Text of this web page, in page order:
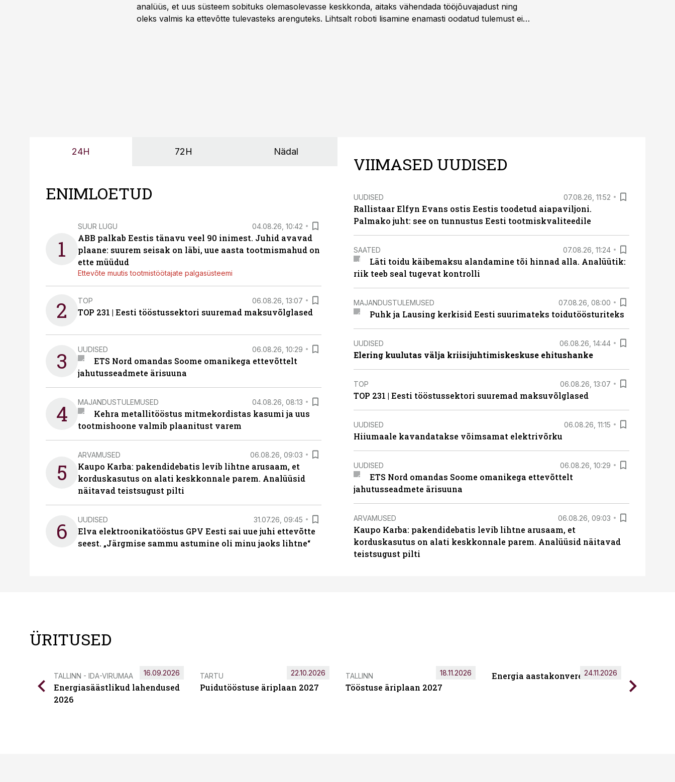
analüüs, et uus süsteem sobituks olemasolevasse keskkonda, aitaks vähendada tööjõuvajadust ning
oleks valmis ka ettevõtte tulevasteks arenguteks. Lihtsalt roboti lisamine enamasti oodatud tulemust ei
24H 72H Nädal
ENIMLOETUD
1
SUUR LUGU 04.08.26, 10:42
ABB palkab Eestis tänavu veel 90 inimest. Juhid avavad
plaane: suurem seisak on läbi, uue aasta tootmismahud on
ette müüdud
Ettevõte muutis tootmistöötajate palgasüsteemi
2 TOP 06.08.26, 13:07
TOP 231 | Eesti tööstussektori suuremad maksuvõlglased
3 UUDISED 06.08.26, 10:29
ETS Nord omandas Soome omanikega ettevõttelt
jahutusseadmete ärisuuna
4 MAJANDUSTULEMUSED 04.08.26, 08:13
Kehra metallitööstus mitmekordistas kasumi ja uus
tootmishoone valmib plaanitust varem
5
ARVAMUSED 06.08.26, 09:03
Kaupo Karba: pakendidebatis levib lihtne arusaam, et
korduskasutus on alati keskkonnale parem. Analüüsid
näitavad teistsugust pilti
6 UUDISED 31.07.26, 09:45
Elva elektroonikatööstus GPV Eesti sai uue juhi ettevõtte
seest. „Järgmise sammu astumine oli minu jaoks lihtne“
VIIMASED UUDISED
UUDISED 07.08.26, 11:52
Rallistaar Elfyn Evans ostis Eestis toodetud aiapaviljoni.
Palmako juht: see on tunnustus Eesti tootmiskvaliteedile
SAATED 07.08.26, 11:24
Läti toidu käibemaksu alandamine tõi hinnad alla. Analüütik:
riik teeb seal tugevat kontrolli
MAJANDUSTULEMUSED 07.08.26, 08:00
Puhk ja Lausing kerkisid Eesti suurimateks toidutöösturiteks
UUDISED 06.08.26, 14:44
Elering kuulutas välja kriisijuhtimiskeskuse ehitushanke
TOP 06.08.26, 13:07
TOP 231 | Eesti tööstussektori suuremad maksuvõlglased
UUDISED 06.08.26, 11:15
Hiiumaale kavandatakse võimsamat elektrivõrku
UUDISED 06.08.26, 10:29
ETS Nord omandas Soome omanikega ettevõttelt
jahutusseadmete ärisuuna
ARVAMUSED 06.08.26, 09:03
Kaupo Karba: pakendidebatis levib lihtne arusaam, et
korduskasutus on alati keskkonnale parem. Analüüsid näitavad
teistsugust pilti
ÜRITUSED
TALLINN - IDA-VIRUMAA
Energiasäästlikud lahendused
2026
16.09.2026 TARTU
Puidutööstuse äriplaan 2027
22.10.2026 TALLINN
Tööstuse äriplaan 2027
18.11.2026 Energia aastakonverents 2026
24.11.2026